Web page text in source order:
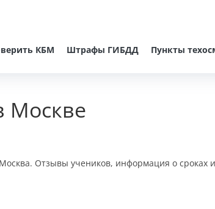
КБМ Штрафы ГИБДД Пункты
Москве
Отзывы учеников, информация о сроках